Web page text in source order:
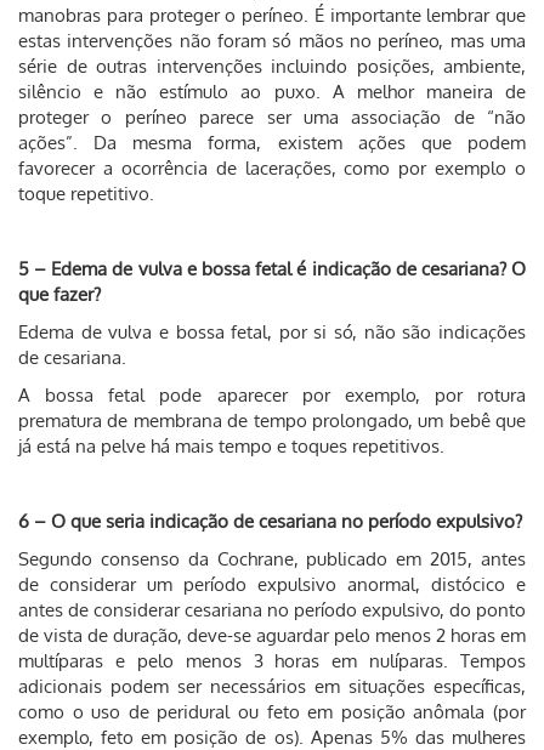
manobras para proteger o períneo. É importante lembrar que
estas intervenções não foram só mãos no períneo, mas uma
série de outras intervenções incluindo posições, ambiente,
silêncio e não estímulo ao puxo. A melhor maneira de
proteger o períneo parece ser uma associação de “não
ações”. Da mesma forma, existem ações que podem
favorecer a ocorrência de lacerações, como por exemplo o
toque repetitivo.
5 – Edema de vulva e bossa fetal é indicação de cesariana? O
que fazer?
Edema de vulva e bossa fetal, por si só, não são indicações
de cesariana.
A bossa fetal pode aparecer por exemplo, por rotura
prematura de membrana de tempo prolongado, um bebê que
já está na pelve há mais tempo e toques repetitivos.
6 – O que seria indicação de cesariana no período expulsivo?
Segundo consenso da Cochrane, publicado em 2015, antes
de considerar um período expulsivo anormal, distócico e
antes de considerar cesariana no período expulsivo, do ponto
de vista de duração, deve-se aguardar pelo menos 2 horas em
multíparas e pelo menos 3 horas em nulíparas. Tempos
adicionais podem ser necessários em situações específicas,
como o uso de peridural ou feto em posição anômala (por
exemplo, feto em posição de os). Apenas 5% das mulheres